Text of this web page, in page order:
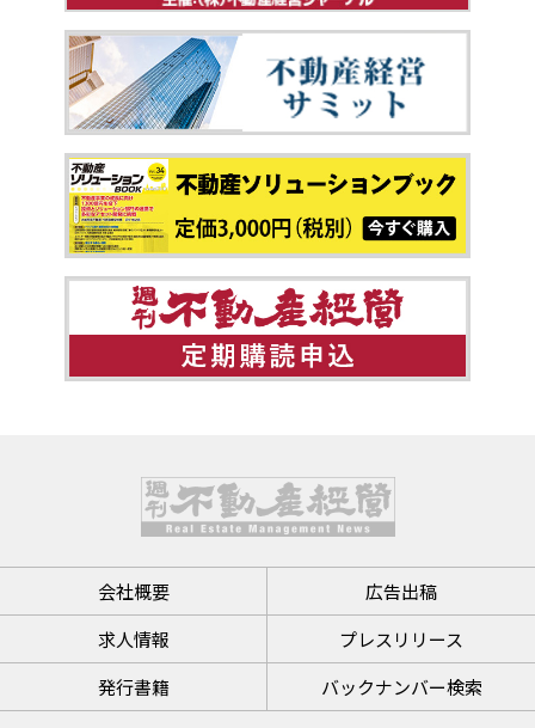
会社概要
広告出稿
求人情報
プレスリリース
発行書籍
バックナンバー検索